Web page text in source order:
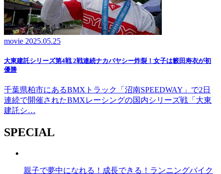
movie 2025.05.25
大東建託シリーズ第4戦 2戦連続ナカバヤシー炸裂！女子は籔田寿衣が初
優勝
千葉県柏市にあるBMXトラック「沼南SPEEDWAY」で2日
連続で開催されたBMXレーシングの国内シリーズ戦「大東
建託シ…
SPECIAL
親子で夢中になれる！成長できる！ランニングバイク